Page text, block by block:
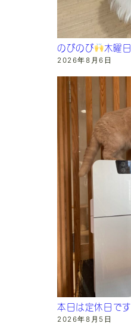
のびのび 木曜日
2026年8月6日
本日は定休日です
2026年8月5日